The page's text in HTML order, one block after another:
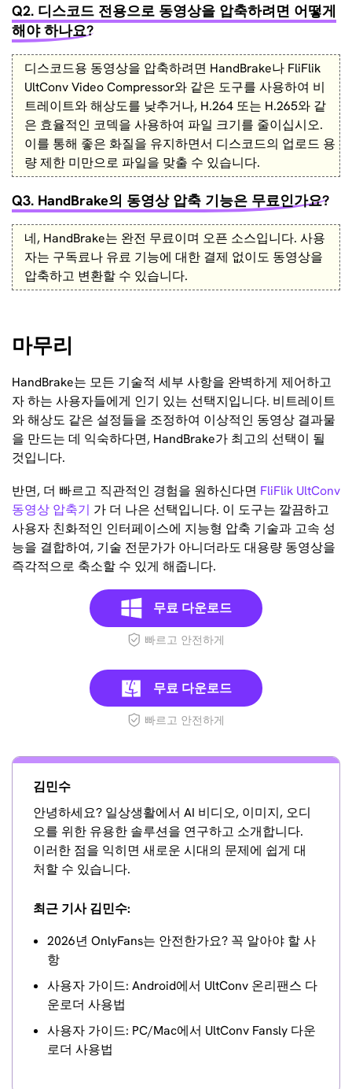
Q2. 디스코드 전용으로 동영상을 압축하려면 어떻게
해야 하나요?
디스코드용 동영상을 압축하려면 HandBrake나 FliFlik
UltConv Video Compressor와 같은 도구를 사용하여 비
트레이트와 해상도를 낮추거나, H.264 또는 H.265와 같
은 효율적인 코덱을 사용하여 파일 크기를 줄이십시오.
이를 통해 좋은 화질을 유지하면서 디스코드의 업로드 용
량 제한 미만으로 파일을 맞출 수 있습니다.
Q3. HandBrake의 동영상 압축 기능은 무료인가요?
네, HandBrake는 완전 무료이며 오픈 소스입니다. 사용
자는 구독료나 유료 기능에 대한 결제 없이도 동영상을
압축하고 변환할 수 있습니다.
마무리
HandBrake는 모든 기술적 세부 사항을 완벽하게 제어하고
자 하는 사용자들에게 인기 있는 선택지입니다. 비트레이트
와 해상도 같은 설정들을 조정하여 이상적인 동영상 결과물
을 만드는 데 익숙하다면, HandBrake가 최고의 선택이 될
것입니다.
반면, 더 빠르고 직관적인 경험을 원하신다면 FliFlik UltConv
동영상 압축기 가 더 나은 선택입니다. 이 도구는 깔끔하고
사용자 친화적인 인터페이스에 지능형 압축 기술과 고속 성
능을 결합하여, 기술 전문가가 아니더라도 대용량 동영상을
즉각적으로 축소할 수 있게 해줍니다.
무료 다운로드
빠르고 안전하게
무료 다운로드
빠르고 안전하게
김민수
안녕하세요? 일상생활에서 AI 비디오, 이미지, 오디
오를 위한 유용한 솔루션을 연구하고 소개합니다.
이러한 점을 익히면 새로운 시대의 문제에 쉽게 대
처할 수 있습니다.
최근 기사 김민수:
2026년 OnlyFans는 안전한가요? 꼭 알아야 할 사
항
사용자 가이드: Android에서 UltConv 온리팬스 다
운로더 사용법
사용자 가이드: PC/Mac에서 UltConv Fansly 다운
로더 사용법